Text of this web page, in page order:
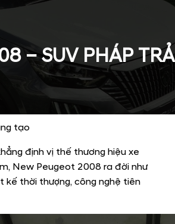
– SUV PHÁP TRẢ
tạo
định vị thế thương hiệu xe
New Peugeot 2008 ra đời như
kế thời thượng, công nghệ tiên